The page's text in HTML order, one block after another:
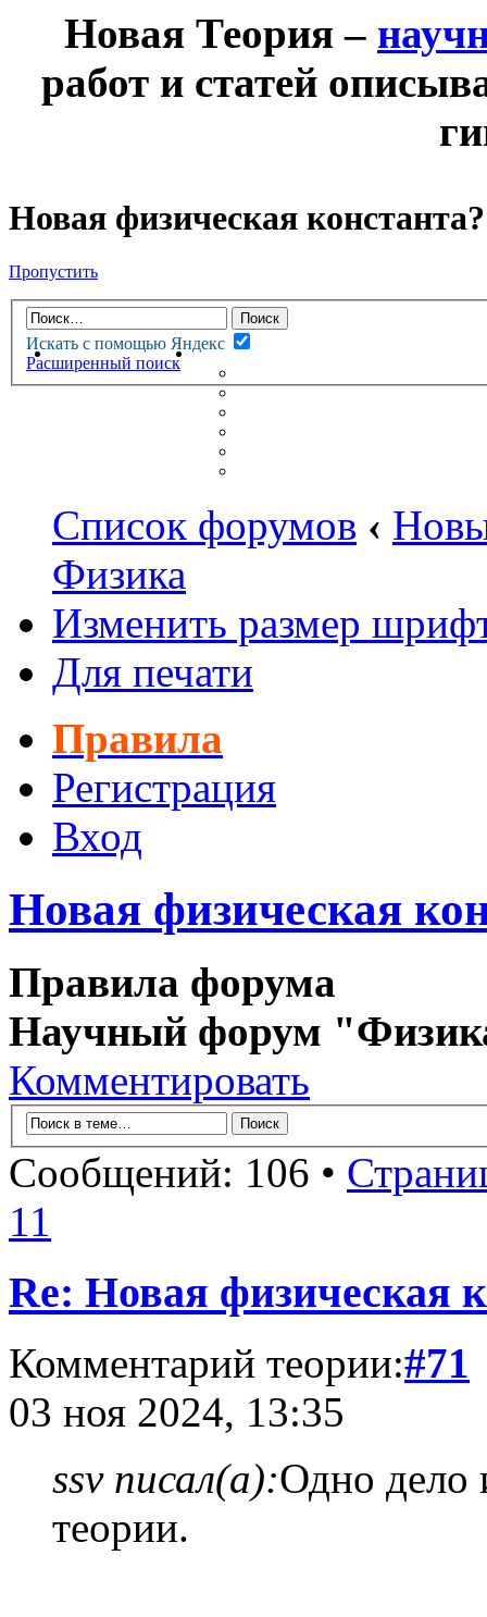
Новая Теория –
работ и статей
Новая физическая константа?
Пропустить
Искать с помощью Яндекс
Расширенный поиск
НОВАЯ ТЕОРИЯФОРУМ
НЕПРОЧИТАННЫЕ
Список форумов ‹
Физика
Изменить размер
Для печати
Правила
Регистрация
Вход
Новая физическая
Правила форума
Научный форум
Комментировать
Сообщений: 106 •
11
Re: Новая физическая
Комментарий теории:#71
03 ноя 2024, 13:35
ssv писал(а):Одно дело
теории.